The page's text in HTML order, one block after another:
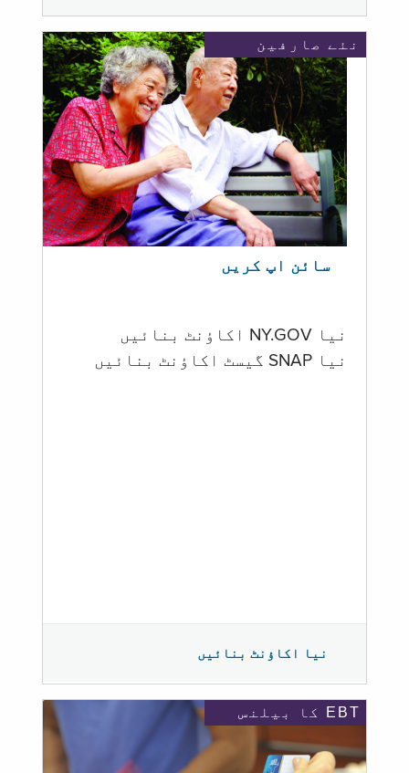
نئے صارفین
سائن اپ کریں
نیا NY.GOV اکاؤنٹ بنائیں
نیا SNAP گیسٹ اکاؤنٹ بنائیں
نیا اکاؤنٹ بنائیں
EBT کا بیلنس